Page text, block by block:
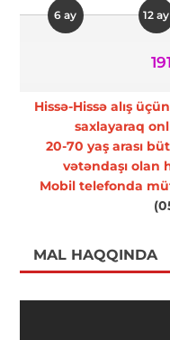
6 ay 12 ay
Hissə-Hissə alış
saxlayaraq
20-70 yaş arası
vətəndaşı olan
Mobil telefonda
MAL HAQQINDA